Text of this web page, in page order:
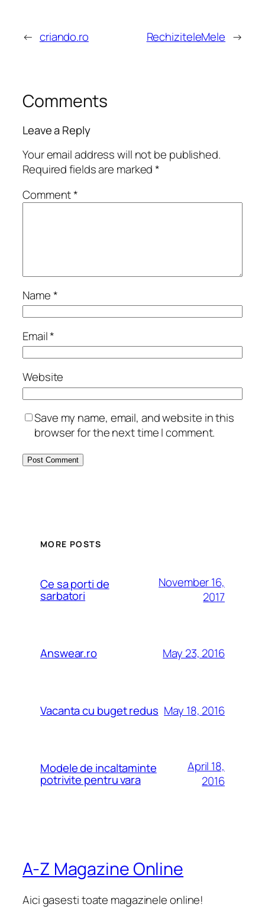
← criando.ro RechiziteleMele →
Comments
Leave a Reply
Your email address will not be published.
Required fields are marked*
Comment*
Name*
Email*
Website
Save my name, email, and website in this
browser for the next time I comment.
MORE POSTS
Ce sa porti de
sarbatori
November 16,
2017
Answear.ro May 23, 2016
Vacanta cu buget redus May 18, 2016
Modele de incaltaminte
potrivite pentru vara
April 18,
2016
A-Z Magazine Online
Aici gasesti toate magazinele online!